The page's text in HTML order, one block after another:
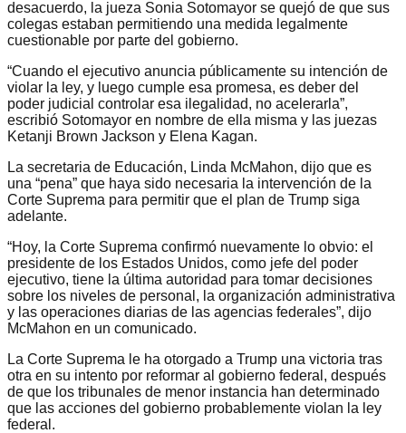
desacuerdo, la jueza Sonia Sotomayor se quejó de que sus
colegas estaban permitiendo una medida legalmente
cuestionable por parte del gobierno.
“Cuando el ejecutivo anuncia públicamente su intención de
violar la ley, y luego cumple esa promesa, es deber del
poder judicial controlar esa ilegalidad, no acelerarla”,
escribió Sotomayor en nombre de ella misma y las juezas
Ketanji Brown Jackson y Elena Kagan.
La secretaria de Educación, Linda McMahon, dijo que es
una “pena” que haya sido necesaria la intervención de la
Corte Suprema para permitir que el plan de Trump siga
adelante.
“Hoy, la Corte Suprema confirmó nuevamente lo obvio: el
presidente de los Estados Unidos, como jefe del poder
ejecutivo, tiene la última autoridad para tomar decisiones
sobre los niveles de personal, la organización administrativa
y las operaciones diarias de las agencias federales”, dijo
McMahon en un comunicado.
La Corte Suprema le ha otorgado a Trump una victoria tras
otra en su intento por reformar al gobierno federal, después
de que los tribunales de menor instancia han determinado
que las acciones del gobierno probablemente violan la ley
federal.